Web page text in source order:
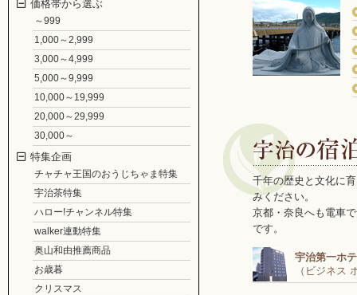
価格帯から選ぶ
～999
1,000～2,999
3,000～4,999
5,000～9,999
10,000～19,999
20,000～29,999
30,000～
特集企画
チャチャ王国のおうじちゃま特集
宇治茶特集
ハロー!チャンネル特集
walker連動特集
奥山和由推薦商品
お歳暮
クリスマス
千年の歴史と文化に
みください。
京都・奈良へも電車
です。
宇治第一ホ
（ビジネス